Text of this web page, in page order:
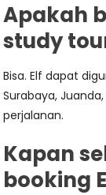
Apakah
study
Bisa. Elf dapat
Surabaya,
perjalanan.
Kapan
booking